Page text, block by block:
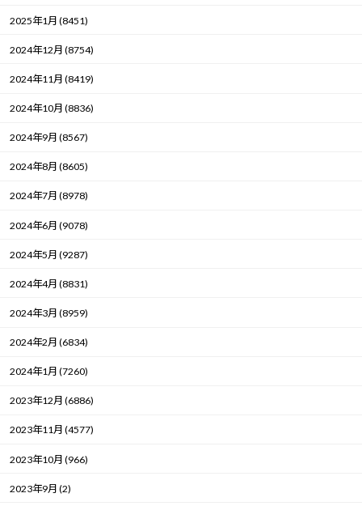
2025年1月 (8451)
2024年12月 (8754)
2024年11月 (8419)
2024年10月 (8836)
2024年9月 (8567)
2024年8月 (8605)
2024年7月 (8978)
2024年6月 (9078)
2024年5月 (9287)
2024年4月 (8831)
2024年3月 (8959)
2024年2月 (6834)
2024年1月 (7260)
2023年12月 (6886)
2023年11月 (4577)
2023年10月 (966)
2023年9月 (2)